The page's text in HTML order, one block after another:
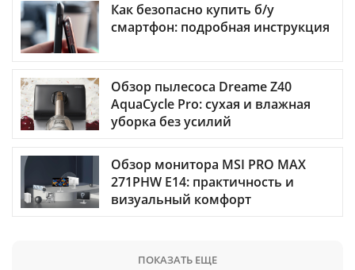
Как безопасно купить б/у
смартфон: подробная инструкция
Обзор пылесоса Dreame Z40
AquaCycle Pro: сухая и влажная
уборка без усилий
Обзор монитора MSI PRO MAX
271PHW E14: практичность и
визуальный комфорт
ПОКАЗАТЬ ЕЩЕ